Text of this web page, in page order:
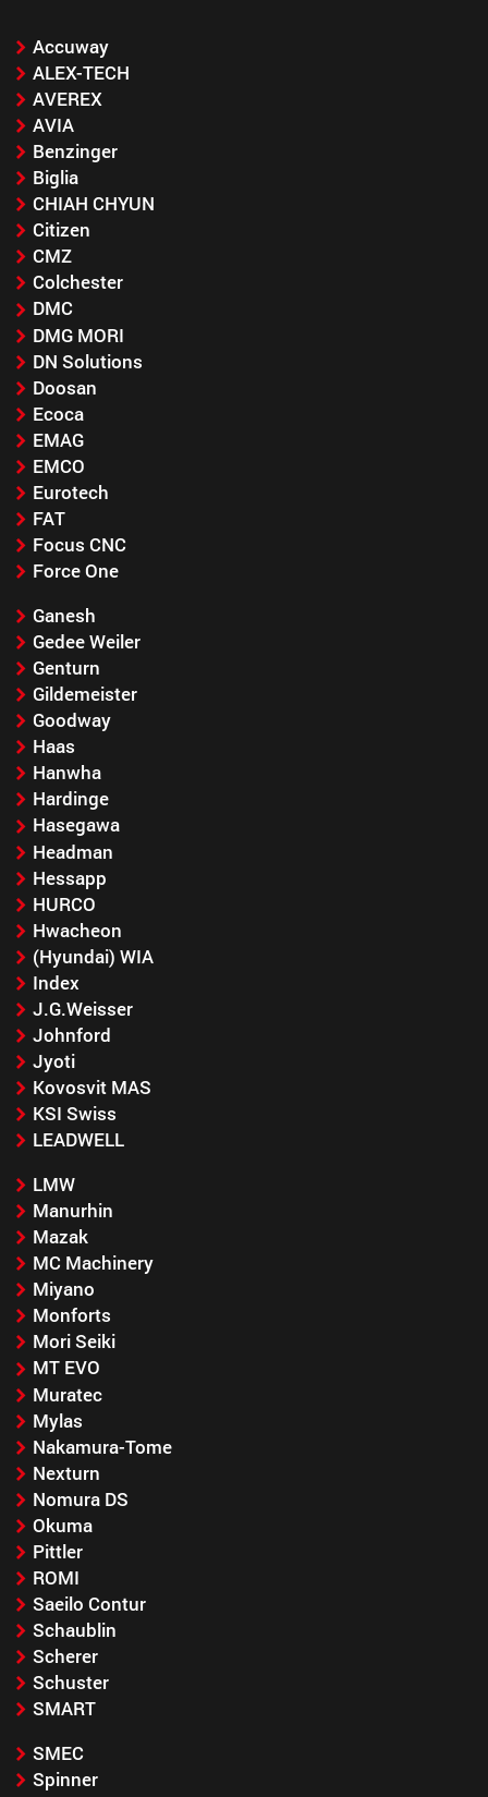
Accuway
ALEX-TECH
AVEREX
AVIA
Benzinger
Biglia
CHIAH CHYUN
Citizen
CMZ
Colchester
DMC
DMG MORI
DN Solutions
Doosan
Ecoca
EMAG
EMCO
Eurotech
FAT
Focus CNC
Force One
Ganesh
Gedee Weiler
Genturn
Gildemeister
Goodway
Haas
Hanwha
Hardinge
Hasegawa
Headman
Hessapp
HURCO
Hwacheon
(Hyundai) WIA
Index
J.G.Weisser
Johnford
Jyoti
Kovosvit MAS
KSI Swiss
LEADWELL
LMW
Manurhin
Mazak
MC Machinery
Miyano
Monforts
Mori Seiki
MT EVO
Muratec
Mylas
Nakamura-Tome
Nexturn
Nomura DS
Okuma
Pittler
ROMI
Saeilo Contur
Schaublin
Scherer
Schuster
SMART
SMEC
Spinner